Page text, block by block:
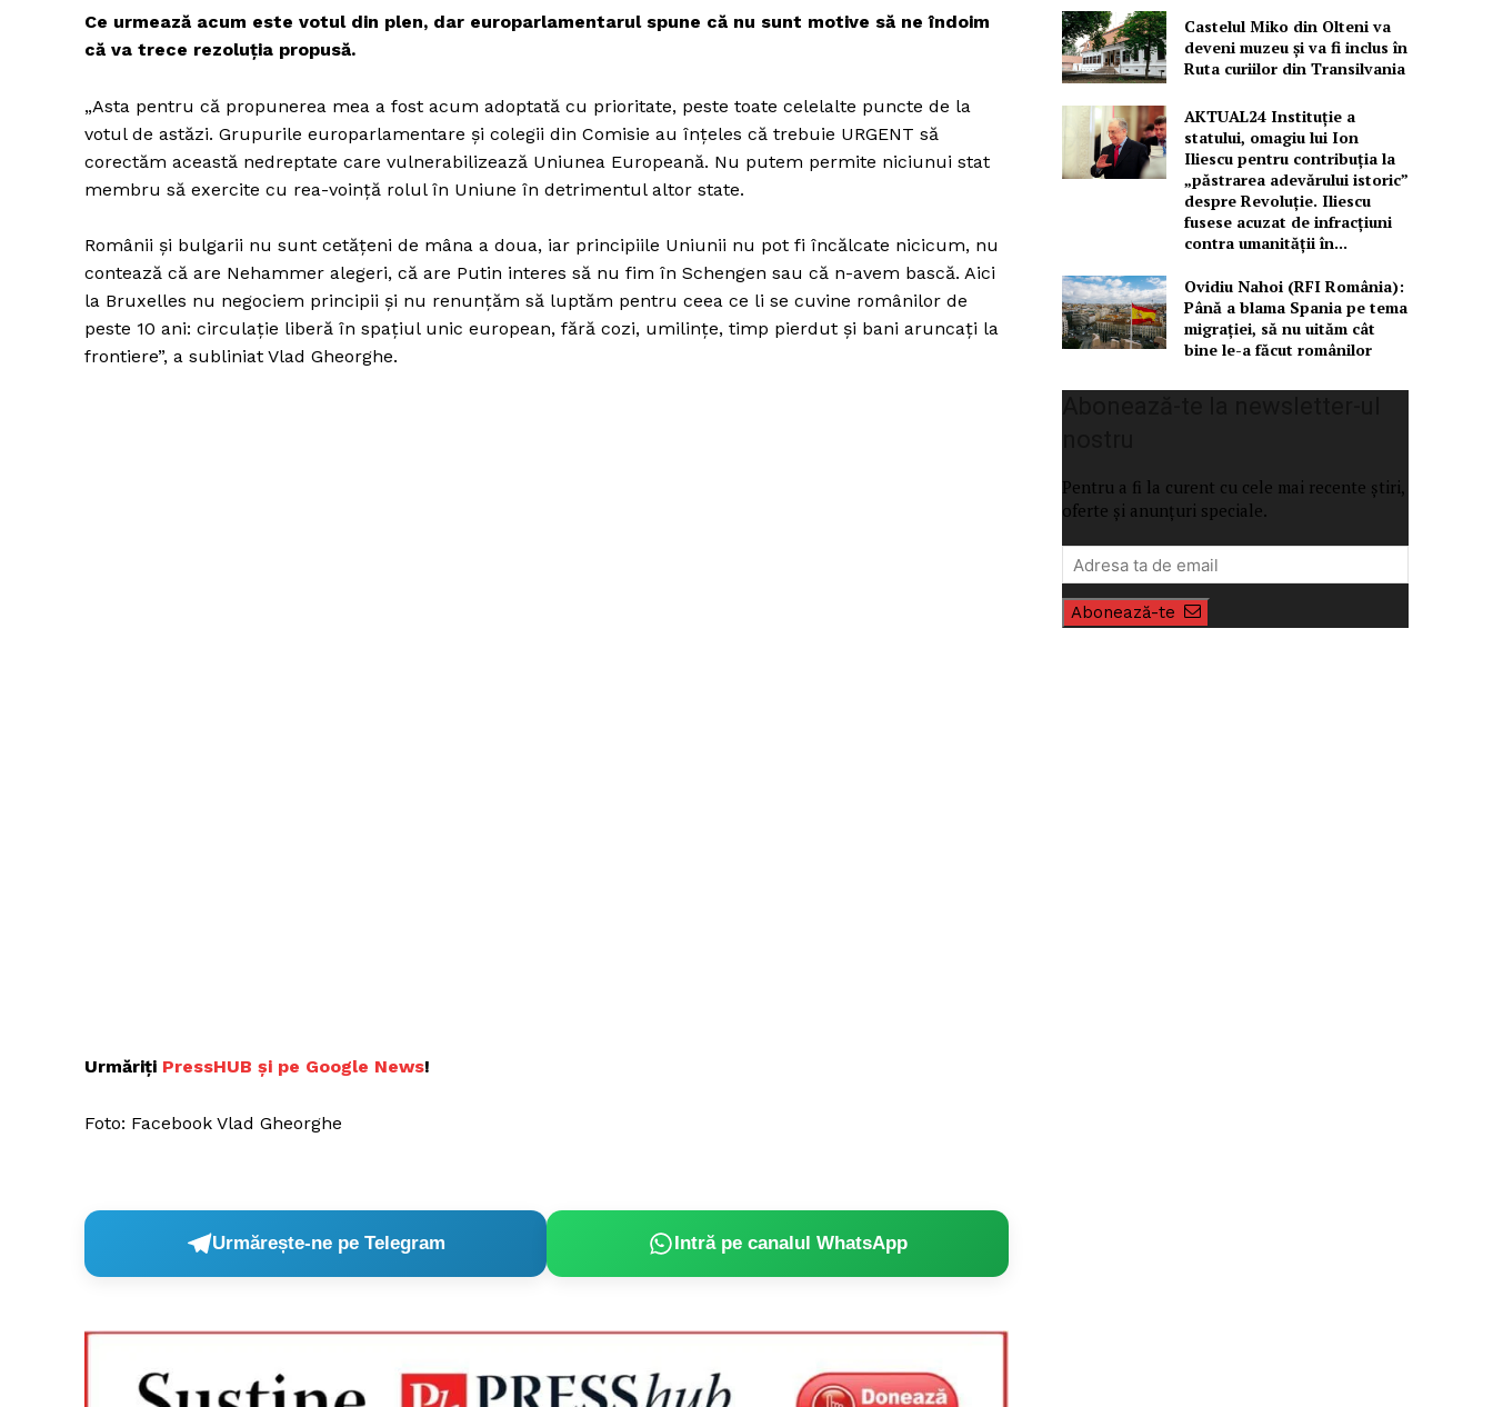
Un proiect
Ce urmează acum este votul din plen, dar europarlamentarul spune că nu sunt motive să ne îndoim
că va trece rezoluția propusă.
„Asta pentru că propunerea mea a fost acum adoptată cu prioritate, peste toate celelalte puncte de la
votul de astăzi. Grupurile europarlamentare și colegii din Comisie au înțeles că trebuie URGENT să
corectăm această nedreptate care vulnerabilizează Uniunea Europeană. Nu putem permite niciunui stat
membru să exercite cu rea-voință rolul în Uniune în detrimentul altor state.
Românii și bulgarii nu sunt cetățeni de mâna a doua, iar principiile Uniunii nu pot fi încălcate nicicum, nu
contează că are Nehammer alegeri, că are Putin interes să nu fim în Schengen sau că n-avem bască. Aici
la Bruxelles nu negociem principii și nu renunțăm să luptăm pentru ceea ce li se cuvine românilor de
peste 10 ani: circulație liberă în spațiul unic european, fără cozi, umilințe, timp pierdut și bani aruncați la
frontiere”, a subliniat Vlad Gheorghe.
Urmăriți PressHUB și pe Google News!
Foto: Facebook Vlad Gheorghe
Urmărește-ne pe Telegram Intră pe canalul WhatsApp
Castelul Miko din Olteni va
deveni muzeu şi va fi inclus în
Ruta curiilor din Transilvania
AKTUAL24 Instituție a
statului, omagiu lui Ion
Iliescu pentru contribuția la
„păstrarea adevărului istoric”
despre Revoluție. Iliescu
fusese acuzat de infracțiuni
contra umanității în...
Ovidiu Nahoi (RFI România):
Până a blama Spania pe tema
migrației, să nu uităm cât
bine le-a făcut românilor
Pentru a fi la curent cu cele mai recente știri,
oferte și anunțuri speciale.
Abonează-te